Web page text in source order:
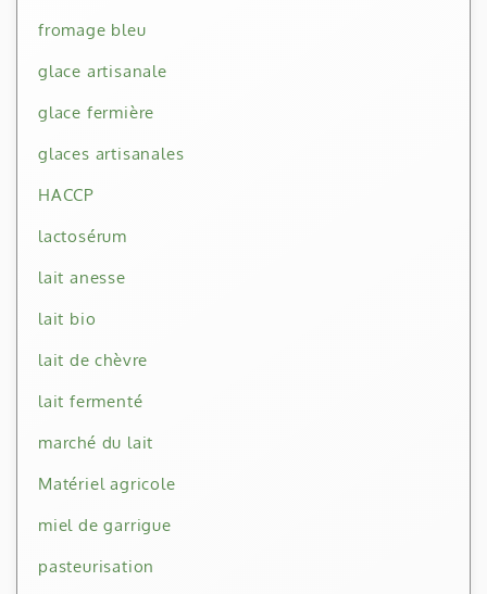
fromage bleu
glace artisanale
glace fermière
glaces artisanales
HACCP
lactosérum
lait anesse
lait bio
lait de chèvre
lait fermenté
marché du lait
Matériel agricole
miel de garrigue
pasteurisation